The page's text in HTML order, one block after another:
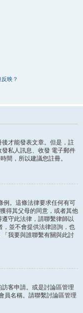
映？
才能發表文章。但是，註
私人訊息、收發 電子郵件
間，所以建議您註冊。
例。這條法律要求任何有可
得其父母的同意，或者其他
守此法律，請聯繫律師以
，並不會提供法律諮詢，也
我要與誰聯繫有關與此討
客申請。或是討論區管理
員名稱。請聯繫討論區管理